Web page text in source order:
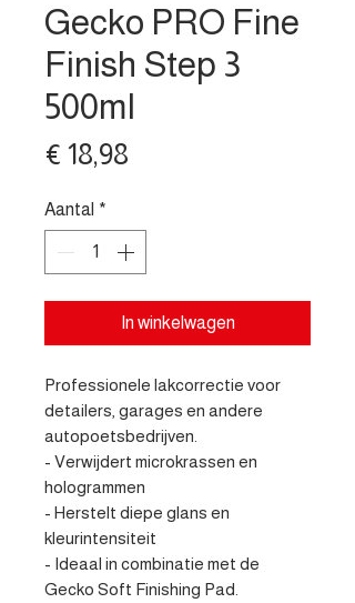
Gecko PRO Fine
Finish Step 3
500ml
€ 18,98
Aantal *
In winkelwagen
Professionele lakcorrectie voor
detailers, garages en andere
autopoetsbedrijven.
- Verwijdert microkrassen en
hologrammen
- Herstelt diepe glans en
kleurintensiteit
- Ideaal in combinatie met de
Gecko Soft Finishing Pad.